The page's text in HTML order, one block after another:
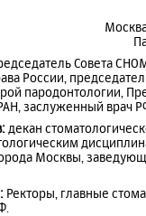
Совета
России,
пародонтологии,
заслуженный врач
декан
Москвы,
Ректоры, главные